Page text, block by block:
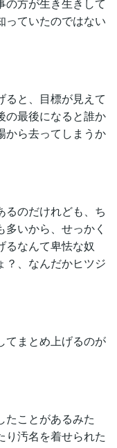
っていたのではない
ると、目標が見えて
の最後になると誰か
から去ってしまうか
るのだけれども、ち
いから、せっかく
るなんて卑怯な奴
？、なんだかヒツジ
てまとめ上げるのが
たことがあるみた
り汚名を着せられた